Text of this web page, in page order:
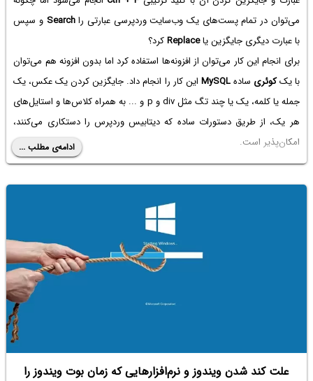
می‌توان در تمام پست‌های یک وب‌سایت وردپرسی عبارتی راSearch و سپس
با عبارت دیگری جایگزین یاReplaceکرد؟
برای انجام این کار می‌توان از افزونه‌ها استفاده کرد اما بدون افزونه هم می‌توان
با یککوئری سادهMySQL این کار را انجام داد. جایگزین کردن یک عکس، یک
جمله یا کلمه، یک یا چند تگ مثل div و p و ... به همراه کلاس‌ها و استایل‌های
هر یک، از طریق دستورات ساده که دیتابیس وردپرس را دستکاری می‌کنند،
امکان‌پذیر است.
در این مقاله به روش جایگزین کردن عبارت‌ها در تمام پست‌های یک وب‌سایت
وردپرسی می‌پردازیم. با ما همراه شوید.
ادامه‌ی مطلب ...
علت کند شدن ویندوز و نرم‌افزارهایی که زمان بوت ویندوز را